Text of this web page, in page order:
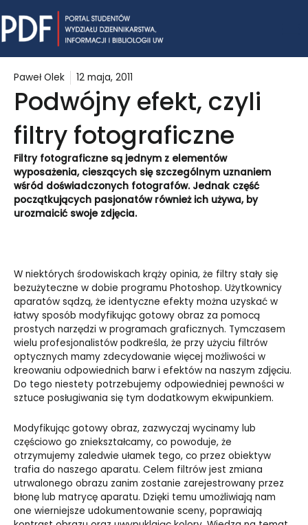
to
content
Paweł Olek 12 maja, 2011
Podwójny efekt, czyli
filtry fotograficzne
Filtry fotograficzne są jednym z elementów
wyposażenia, cieszących się szczególnym uznaniem
wśród doświadczonych fotografów. Jednak część
początkujących pasjonatów również ich używa, by
urozmaicić swoje zdjęcia.
W niektórych środowiskach krąży opinia, że filtry stały się
bezużyteczne w dobie programu Photoshop. Użytkownicy
aparatów sądzą, że identyczne efekty można uzyskać w
łatwy sposób modyfikując gotowy obraz za pomocą
prostych narzędzi w programach graficznych. Tymczasem
wielu profesjonalistów podkreśla, że przy użyciu filtrów
optycznych mamy zdecydowanie więcej możliwości w
kreowaniu odpowiednich barw i efektów na naszym zdjęciu.
Do tego niestety potrzebujemy odpowiedniej pewności w
sztuce posługiwania się tym dodatkowym ekwipunkiem.
Modyfikując gotowy obraz, zazwyczaj wycinamy lub
częściowo go zniekształcamy, co powoduje, że
otrzymujemy zaledwie ułamek tego, co przez obiektyw
trafia do naszego aparatu. Celem filtrów jest zmiana
utrwalonego obrazu zanim zostanie zarejestrowany przez
błonę lub matrycę aparatu. Dzięki temu umożliwiają nam
one wierniejsze udokumentowanie sceny, poprawiają